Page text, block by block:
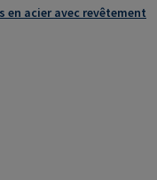
en acier avec revêtement